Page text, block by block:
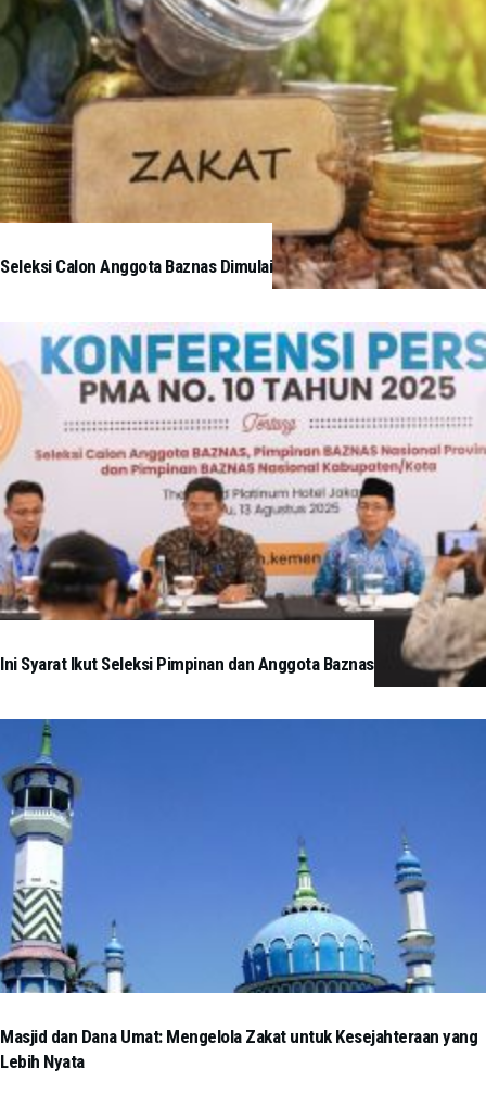
Seleksi Calon Anggota Baznas Dimulai
Ini Syarat Ikut Seleksi Pimpinan dan Anggota Baznas
Masjid dan Dana Umat: Mengelola Zakat untuk Kesejahteraan yang
Lebih Nyata